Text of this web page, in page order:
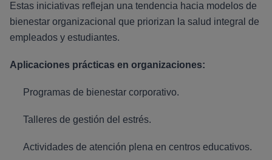
Estas iniciativas reflejan una tendencia hacia modelos de
bienestar organizacional que priorizan la salud integral de
empleados y estudiantes.
Aplicaciones prácticas en organizaciones:
Programas de bienestar corporativo.
Talleres de gestión del estrés.
Actividades de atención plena en centros educativos.